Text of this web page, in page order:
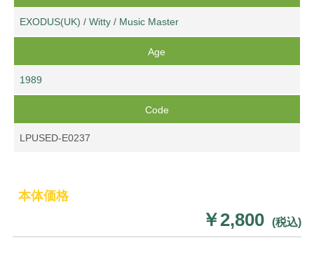
EXODUS(UK) /Witty / Music Master
Age
1989
Code
LPUSED-E0237
本体価格
￥2,800 (税込)